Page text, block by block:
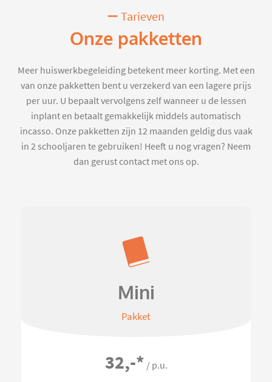
Tarieven
Onze pakketten
Meer huiswerkbegeleiding betekent meer korting. Met een
van onze pakketten bent u verzekerd van een lagere prijs
per uur. U bepaalt vervolgens zelf wanneer u de lessen
inplant en betaalt gemakkelijk middels automatisch
incasso. Onze pakketten zijn 12 maanden geldig dus vaak
in 2 schooljaren te gebruiken! Heeft u nog vragen? Neem
dan gerust contact met ons op.
Mini
Pakket
32,-* / p.u.